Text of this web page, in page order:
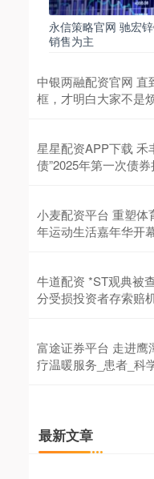
永信策略官网 驰宏
销售为主
中银两融配资官网 直
框，才明白大家不是
星星配资APP下载 禾
债”2025年第一次债
小麦配资平台 重塑体
年运动生活嘉年华开
牛道配资 *ST观典被
分受损投资者存索赔
富途证券平台 走进鹰
疗温暖服务_患者_科
最新文章